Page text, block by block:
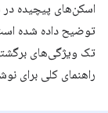
اسکن‌های پیچیده
توضیح داده شده
تک ویژگی‌های
راهنمای کلی برای